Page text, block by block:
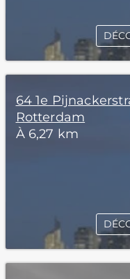
64 1e
Rotterdam
À 6,27 km